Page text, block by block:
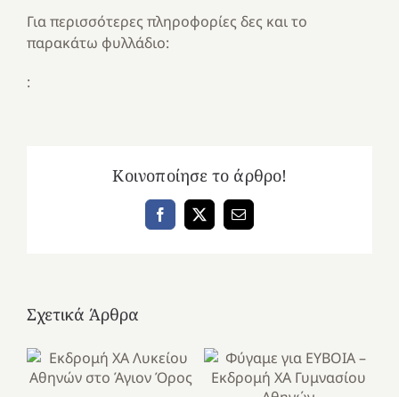
Για περισσότερες πληροφορίες δες και το
παρακάτω φυλλάδιο:
:
Κοινοποίησε το άρθρο!
Facebook
X Email
Σχετικά Άρθρα